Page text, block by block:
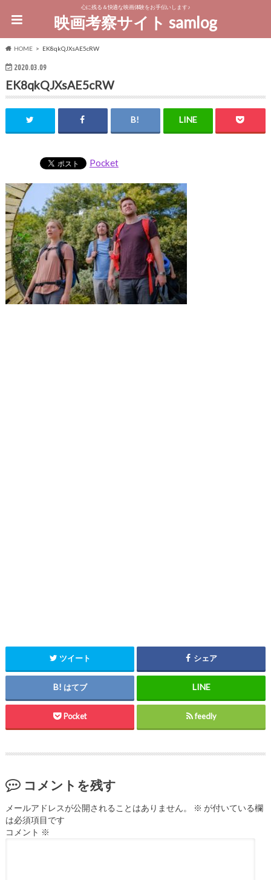
心に残る＆快適な映画体験をお手伝いします♪
映画考察サイト samlog
HOME EK8qkQJXsAE5cRW
2020.03.09
EK8qkQJXsAE5cRW
Pocket
ツイート シェア
はてブ
Pocket feedly
コメントを残す
メールアドレスが公開されることはありません。 ※ が付いている欄
は必須項目です
コメント ※